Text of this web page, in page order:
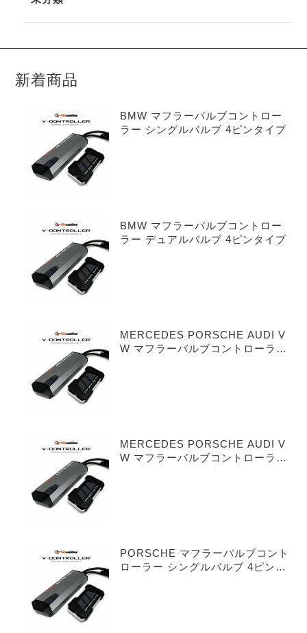
新着商品
BMW マフラーバルブコントロー
ラー シングルバルブ 4ピンタイプ
BMW マフラーバルブコントロー
ラー デュアルバルブ 4ピンタイプ
MERCEDES PORSCHE AUDI V
W マフラーバルブコントローラー
MERCEDES PORSCHE AUDI V
W マフラーバルブコントローラー
PORSCHE マフラーバルブコント
ローラー シングルバルブ 4ピンタ